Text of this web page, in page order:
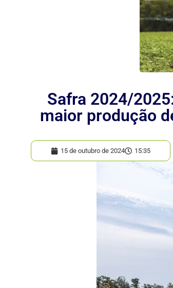
Safra 2024/
maior produção
15 de outubro de 2024 15:35